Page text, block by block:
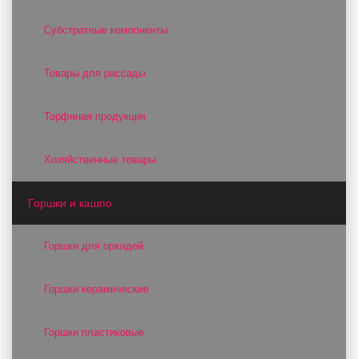
Субстратные компоненты
Товары для рассады
Торфяная продукция
Хозяйственные товары
Горшки и кашпо
Горшки для орхидей
Горшки керамические
Горшки пластиковые